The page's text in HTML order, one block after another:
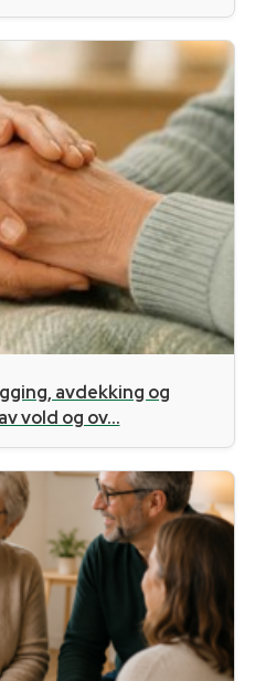
avdekking og
vold og ov...